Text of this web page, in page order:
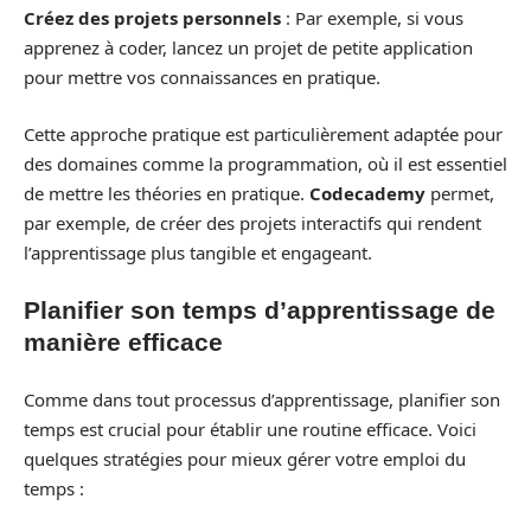
Créez des projets personnels : Par exemple, si vous
apprenez à coder, lancez un projet de petite application
pour mettre vos connaissances en pratique.
Cette approche pratique est particulièrement adaptée pour
des domaines comme la programmation, où il est essentiel
de mettre les théories en pratique. Codecademy permet,
par exemple, de créer des projets interactifs qui rendent
l’apprentissage plus tangible et engageant.
Planifier son temps d’apprentissage de
manière efficace
Comme dans tout processus d’apprentissage, planifier son
temps est crucial pour établir une routine efficace. Voici
quelques stratégies pour mieux gérer votre emploi du
temps :